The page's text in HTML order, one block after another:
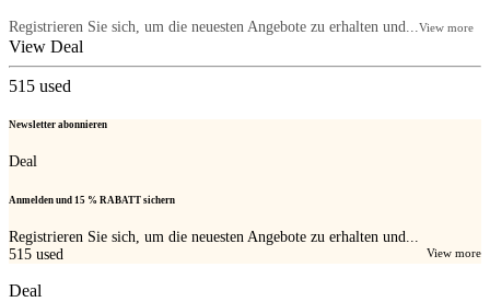
Registrieren Sie sich, um die neuesten Angebote zu erhalten und... View more
View Deal
515 used
Newsletter abonnieren
Deal
Anmelden und 15 % RABATT sichern
Registrieren Sie sich, um die neuesten Angebote zu erhalten und...
View more
515 used
Deal